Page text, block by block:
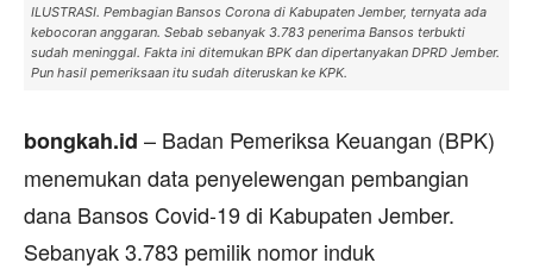
ILUSTRASI. Pembagian Bansos Corona di Kabupaten Jember, ternyata ada
kebocoran anggaran. Sebab sebanyak 3.783 penerima Bansos terbukti
sudah meninggal. Fakta ini ditemukan BPK dan dipertanyakan DPRD Jember.
Pun hasil pemeriksaan itu sudah diteruskan ke KPK.
bongkah.id – Badan Pemeriksa Keuangan (BPK)
menemukan data penyelewengan pembangian
dana Bansos Covid-19 di Kabupaten Jember.
Sebanyak 3.783 pemilik nomor induk